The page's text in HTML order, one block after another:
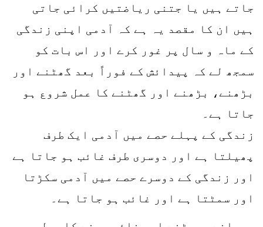
جاتے ہیں یا جتنی ریاضتیں کرائی جاتی
ہیں ان کا مقصد یہ ہے کہ آدمی اپنی زندگی
کے ماہ و سال پر غور کرے اور اس بات کو
سمجھ لے کہ پیدائش کے فوراً بعد گھٹنے اور
بڑھنے، بڑھنے اور گھٹنے کا عمل شروع ہو
جاتا ہے۔
زندگی کے پہلے حصے میں آدمی ایک طرف
پھیلتا ہے اور دوسری طرف غائب ہو جاتا ہے
اور زندگی کے دوسرے حصے میں آدمی سکڑتا
اور سمٹتا ہے اور غائب ہو جاتا ہے۔